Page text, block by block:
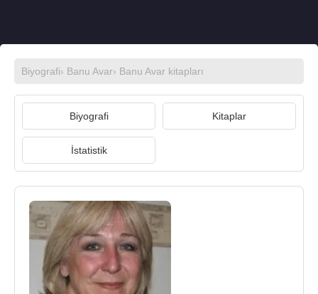
Biyografi› Banu Avar› Banu Avar kitapları
Biyografi Kitaplar
İstatistik